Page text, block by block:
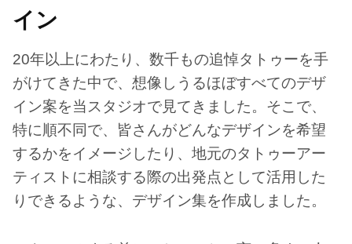
イン
20年以上にわたり、数千もの追悼タトゥーを手
がけてきた中で、想像しうるほぼすべてのデザ
イン案を当スタジオで見てきました。そこで、
特に順不同で、皆さんがどんなデザインを希望
するかをイメージしたり、地元のタトゥーアー
ティストに相談する際の出発点として活用した
りできるような、デザイン集を作成しました。